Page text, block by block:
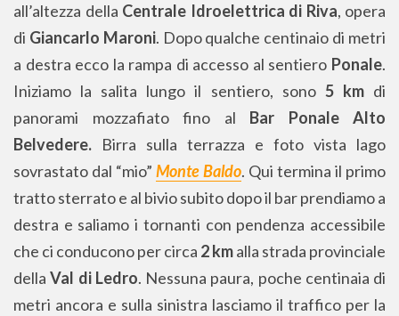
all’altezza della Centrale Idroelettrica di Riva, opera
di Giancarlo Maroni. Dopo qualche centinaio di metri
a destra ecco la rampa di accesso al sentiero Ponale.
Iniziamo la salita lungo il sentiero, sono 5 kmdi
panorami mozzafiato fino al Bar Ponale Alto
Belvedere. Birra sulla terrazza e foto vista lago
sovrastato dal “mio” Monte Baldo. Qui termina il primo
tratto sterrato e al bivio subito dopo il bar prendiamo a
destra e saliamo i tornanti con pendenza accessibile
che ci conducono per circa 2 kmalla strada provinciale
dellaVal di Ledro. Nessuna paura, poche centinaia di
metri ancora e sulla sinistra lasciamo il traffico per la